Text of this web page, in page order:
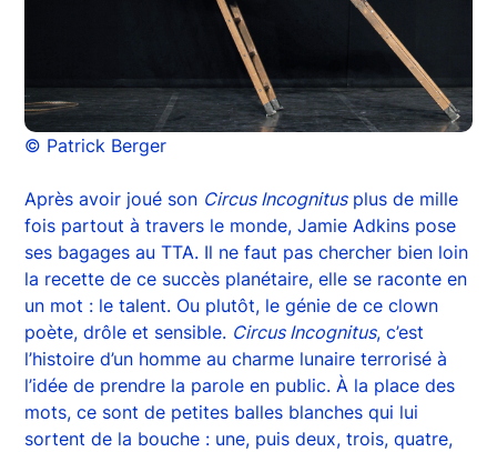
© Patrick Berger
Après avoir joué son Circus Incognitusplus de mille
fois partout à travers le monde, Jamie Adkins pose
ses bagages au TTA. Il ne faut pas chercher bien loin
la recette de ce succès planétaire, elle se raconte en
un mot : le talent. Ou plutôt, le génie de ce clown
poète, drôle et sensible. Circus Incognitus, c’est
l’histoire d’un homme au charme lunaire terrorisé à
l’idée de prendre la parole en public. À la place des
mots, ce sont de petites balles blanches qui lui
sortent de la bouche : une, puis deux, trois, quatre,